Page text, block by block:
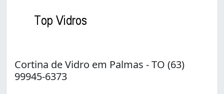
Cortina de Vidro em Palmas - TO (63)
99945-6373